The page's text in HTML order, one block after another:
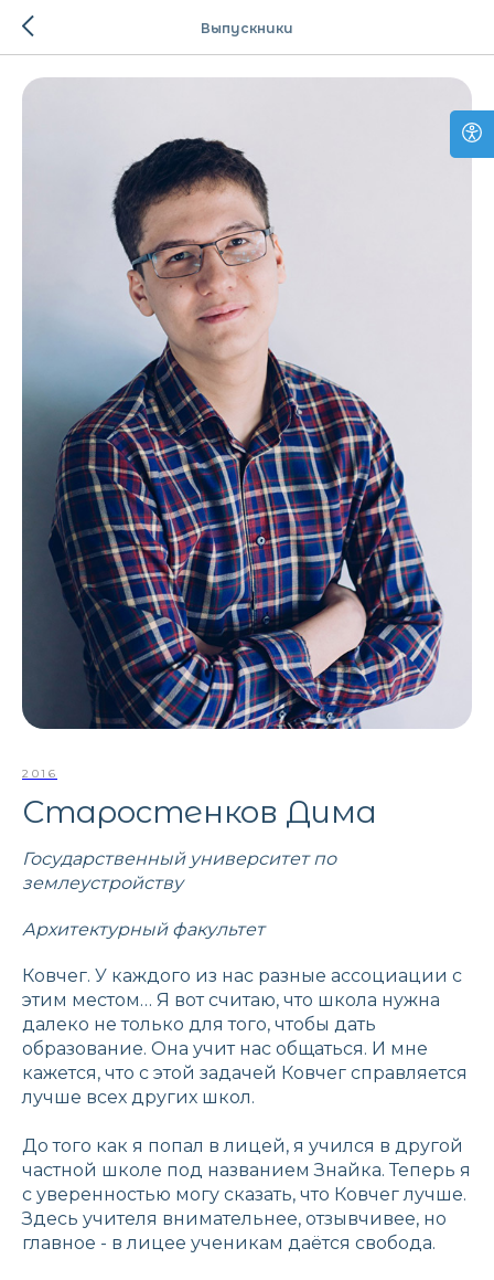
Выпускники
2016
Старостенков Дима
Государственный университет по
землеустройству
Архитектурный факультет
Ковчег. У каждого из нас разные ассоциации с
этим местом… Я вот считаю, что школа нужна
далеко не только для того, чтобы дать
образование. Она учит нас общаться. И мне
кажется, что с этой задачей Ковчег справляется
лучше всех других школ.
До того как я попал в лицей, я учился в другой
частной школе под названием Знайка. Теперь я
с уверенностью могу сказать, что Ковчег лучше.
Здесь учителя внимательнее, отзывчивее, но
главное - в лицее ученикам даётся свобода.